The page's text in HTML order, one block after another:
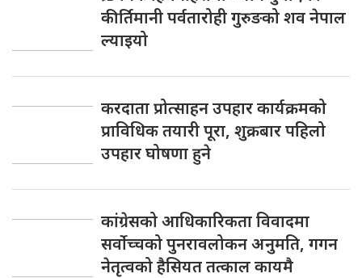
कीर्तिमानी पर्वतारोही गुरुङको शव नेपाल
ल्याइयो
करदाता प्रोत्साहन उपहार कार्यक्रमको
प्राविधिक तयारी पूरा, शुक्रबार पहिलो
उपहार घोषणा हुने
कांग्रेसको आधिकारिकता विवादमा
सर्वोच्चको पुनरावलोकन अनुमति, गगन
नेतृत्वको हैसियत तत्काल कायमै